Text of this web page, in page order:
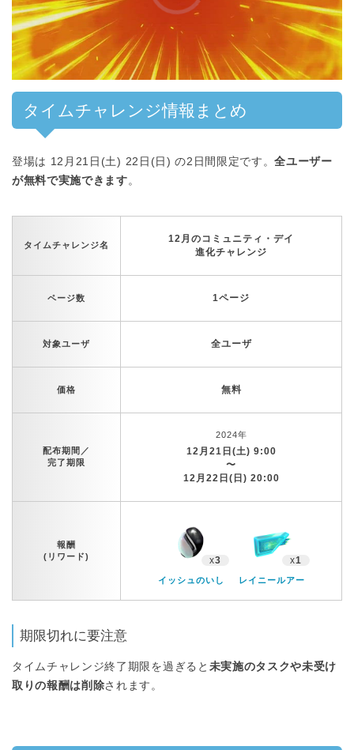
00:00 /01:00
タイムチャレンジ情報まとめ
登場は 12月21日(土) 22日(日) の2日間限定です。全ユーザー
が無料で実施できます。
タイムチャレンジ名
12月のコミュニティ・デイ
進化チャレンジ
ページ数 1ページ
対象ユーザ 全ユーザ
価格 無料
配布期間／
完了期限
2024年
12月21日(土) 9:00
〜
12月22日(日) 20:00
報酬
(リワード)
x3
イッシュのいし
x1
レイニールアー
期限切れに要注意
タイムチャレンジ終了期限を過ぎると 未実施のタスクや未受け
取りの報酬は削除されます。